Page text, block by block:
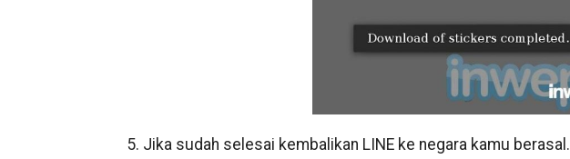
5. Jika sudah selesai kembalikan LINE ke negara kamu berasal.